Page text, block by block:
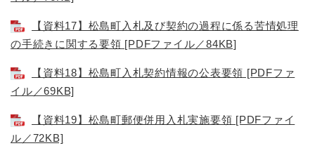
【資料17】松島町入札及び契約の過程に係る苦情処理
の手続きに関する要領 [PDFファイル／84KB]
【資料18】松島町入札契約情報の公表要領 [PDFファ
イル／69KB]
【資料19】松島町郵便併用入札実施要領 [PDFファイ
ル／72KB]